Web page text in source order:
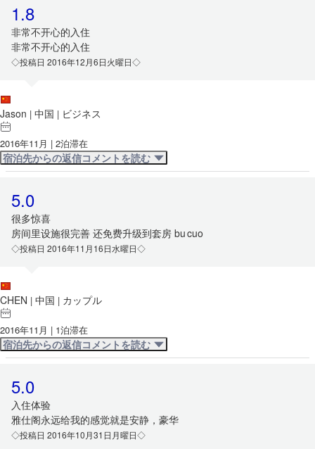
1.8
非常不开心的入住
非常不开心的入住
◇投稿日 2016年12月6日火曜日◇
Jason | 中国 | ビジネス
2016年11月 | 2泊滞在
宿泊先からの返信コメントを読む
5.0
很多惊喜
房间里设施很完善 还免费升级到套房 bu cuo
◇投稿日 2016年11月16日水曜日◇
CHEN | 中国 | カップル
2016年11月 | 1泊滞在
宿泊先からの返信コメントを読む
5.0
入住体验
雅仕阁永远给我的感觉就是安静，豪华
◇投稿日 2016年10月31日月曜日◇